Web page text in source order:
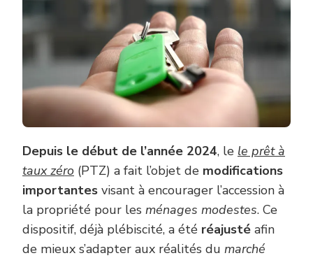
Depuis le début de l’année 2024, le le prêt à
taux zéro (PTZ) a fait l’objet de modifications
importantes visant à encourager l’accession à
la propriété pour les ménages modestes. Ce
dispositif, déjà plébiscité, a été réajusté afin
de mieux s’adapter aux réalités du marché